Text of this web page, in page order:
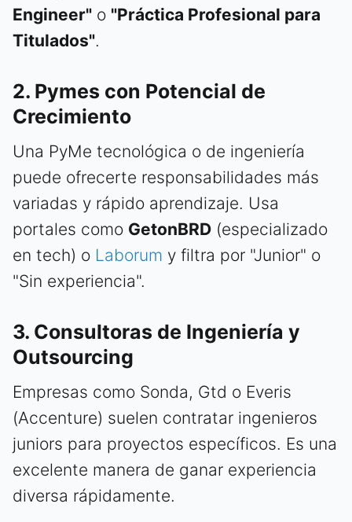
Engineer" o "Práctica Profesional para
Titulados".
2. Pymes con Potencial de
Crecimiento
Una PyMe tecnológica o de ingeniería
puede ofrecerte responsabilidades más
variadas y rápido aprendizaje. Usa
portales como GetonBRD (especializado
en tech) o Laborum y filtra por "Junior" o
"Sin experiencia".
3. Consultoras de Ingeniería y
Outsourcing
Empresas como Sonda, Gtd o Everis
(Accenture) suelen contratar ingenieros
juniors para proyectos específicos. Es una
excelente manera de ganar experiencia
diversa rápidamente.